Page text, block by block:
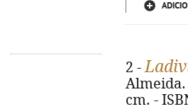
2 -
Almeida.
cm. -